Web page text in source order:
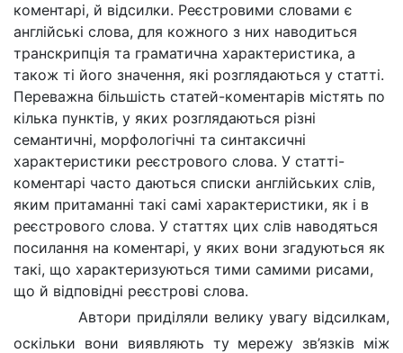
коментарі, й відсилки. Реєстровими словами є
англійські слова, для кожного з них наводиться
транскрипція та граматична характеристика, а
також ті його значення, які розглядаються у статті.
Переважна більшість статей-коментарів містять по
кілька пунктів, у яких розглядаються різні
семантичні, морфологічні та синтаксичні
характеристики реєстрового слова. У статті-
коментарі часто даються списки англійських слів,
яким притаманні такі самі характеристики, як і в
реєстрового слова. У статтях цих слів наводяться
посилання на коментарі, у яких вони згадуються як
такі, що характеризуються тими самими рисами,
що й відповідні реєстрові слова.
Автори приділяли велику увагу відсилкам,
оскільки вони виявляють ту мережу зв’язків між